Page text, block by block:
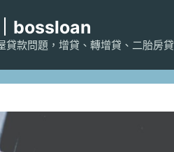
bossloan
貸款問題，增貸、轉增貸、二胎房貸